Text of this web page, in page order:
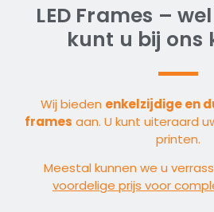
LED Frames –
kunt u bij ons
Wij bieden enkelzijdige en
frames aan. U kunt uiteraard
printen.
Meestal kunnen we u
voordelige prijs voor